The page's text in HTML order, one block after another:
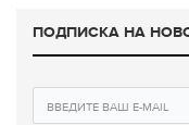
ПОДПИСКА НА